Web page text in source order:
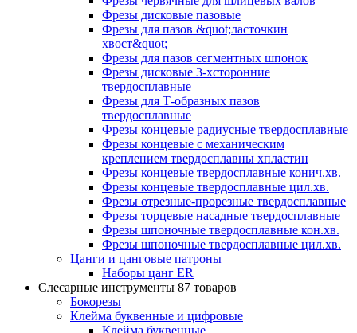
Фрезы дисковые пазовые
Фрезы для пазов &quot;ласточкин
хвост&quot;
Фрезы для пазов сегментных шпонок
Фрезы дисковые 3-хсторонние
твердосплавные
Фрезы для Т-образных пазов
твердосплавные
Фрезы концевые радиусные твердосплавные
Фрезы концевые с механическим
креплением твердосплавны хпластин
Фрезы концевые твердосплавные конич.хв.
Фрезы концевые твердосплавные цил.хв.
Фрезы отрезные-прорезные твердосплавные
Фрезы торцевые насадные твердосплавные
Фрезы шпоночные твердосплавные кон.хв.
Фрезы шпоночные твердосплавные цил.хв.
Цанги и цанговые патроны
Наборы цанг ER
Слесарные инструменты 87 товаров
Бокорезы
Клейма буквенные и цифровые
Клейма буквенные